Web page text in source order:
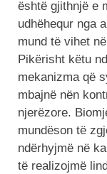
është gjithnjë e
udhëhequr nga
mund të vihet
Pikërisht këtu
mekanizma që
mbajnë nën
njerëzore.
mundëson të
ndërhyjmë në
të realizojmë